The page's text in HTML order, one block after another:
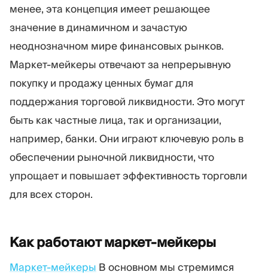
менее, эта концепция имеет решающее
значение в динамичном и зачастую
неоднозначном мире финансовых рынков.
Маркет-мейкеры отвечают за непрерывную
покупку и продажу ценных бумаг для
поддержания торговой ликвидности. Это могут
быть как частные лица, так и организации,
например, банки. Они играют ключевую роль в
обеспечении рыночной ликвидности, что
упрощает и повышает эффективность торговли
для всех сторон.
Как работаютмаркет-мейкеры
Маркет-мейкеры В основном мы стремимся
Торговая платформа Back-office
РЕСУРСЫ
Руководство по
маркетингу
Словарь терминов
Видеоуроки
Калькулятор прибыли
Бизнес План
ЕЩЁ
О нас
Команда
Цифры
Новости компании
Карьера
Устойчивость
ПОДПИШИТЕСЬ НА НАС